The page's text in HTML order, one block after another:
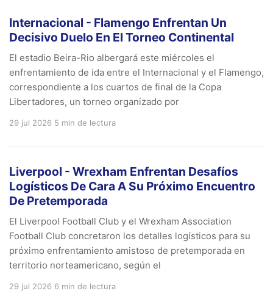
Internacional - Flamengo Enfrentan Un
Decisivo Duelo En El Torneo Continental
El estadio Beira-Rio albergará este miércoles el
enfrentamiento de ida entre el Internacional y el Flamengo,
correspondiente a los cuartos de final de la Copa
Libertadores, un torneo organizado por
29 jul 2026 5 min de lectura
Liverpool - Wrexham Enfrentan Desafíos
Logísticos De Cara A Su Próximo Encuentro
De Pretemporada
El Liverpool Football Club y el Wrexham Association
Football Club concretaron los detalles logísticos para su
próximo enfrentamiento amistoso de pretemporada en
territorio norteamericano, según el
29 jul 2026 6 min de lectura